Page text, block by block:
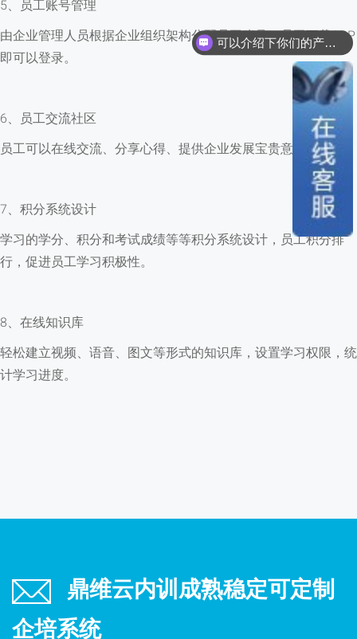
5、员工账号管理
由企业管理人员根据企业组织架构分配员工账号，员工下载APP
即可以登录。
6、员工交流社区
员工可以在线交流、分享心得、提供企业发展宝贵意见。
7、积分系统设计
学习的学分、积分和考试成绩等等积分系统设计，员工积分排
行，促进员工学习积极性。
8、在线知识库
轻松建立视频、语音、图文等形式的知识库，设置学习权限，统
计学习进度。
鼎维云内训成熟稳定可定制
企培系统
你们是怎么收费的呢？